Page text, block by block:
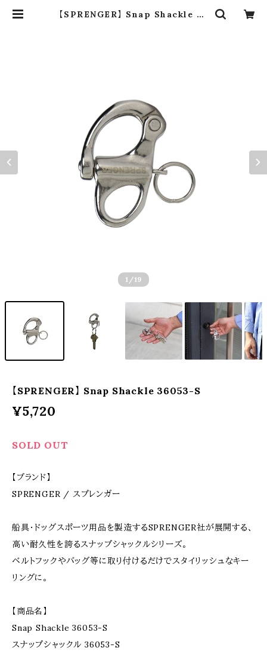
【SPRENGER】 Snap Shackle 36
1 /19
【SPRENGER】 Snap Shackle 36053-S
¥5,720
SOLD OUT
【ブランド】
SPRENGER / スプレンガー
船具・ドッグスポーツ用品を製造するSPRENGER社が展開する、
高い耐久性を誇るスナップシャックルシリーズ。
ベルトフックやバッグ等に取り付けるだけでスタイリッシュなキー
リングに。
【商品名】
Snap Shackle 36053-S
スナップシャックル 36053-S